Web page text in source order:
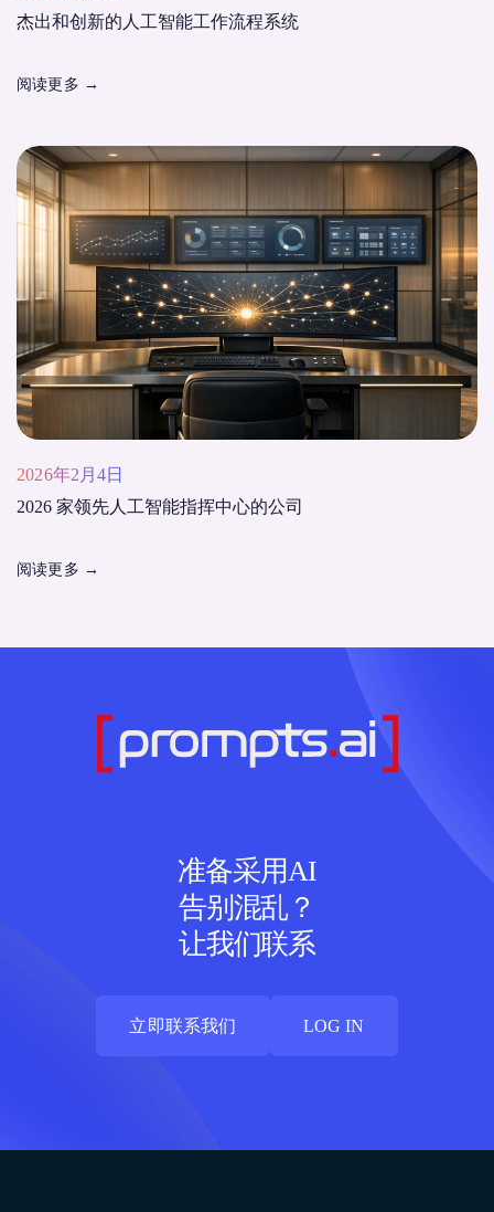
杰出和创新的人工智能工作流程系统
阅读更多 →
2026年2月4日
2026 家领先人工智能指挥中心的公司
阅读更多 →
准备采用AI
告别混乱？
让我们联系
立即联系我们
LOG IN